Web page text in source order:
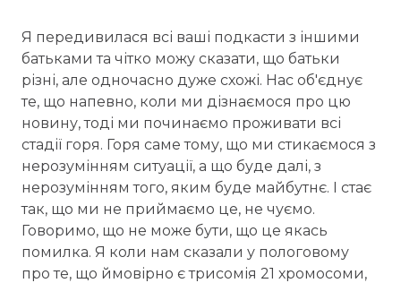
Я передивилася всі ваші подкасти з іншими
батьками та чітко можу сказати, що батьки
різні, але одночасно дуже схожі. Нас об'єднує
те, що напевно, коли ми дізнаємося про цю
новину, тоді ми починаємо проживати всі
стадії горя. Горя саме тому, що ми стикаємося з
нерозумінням ситуації, а що буде далі, з
нерозумінням того, яким буде майбутнє. І стає
так, що ми не приймаємо це, не чуємо.
Говоримо, що не може бути, що це якась
помилка. Я коли нам сказали у пологовому
про те, що ймовірно є трисомія 21 хромосоми,